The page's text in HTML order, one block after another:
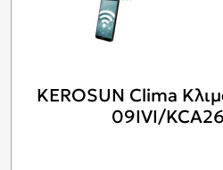
KEROSUN Clima
09IVI/